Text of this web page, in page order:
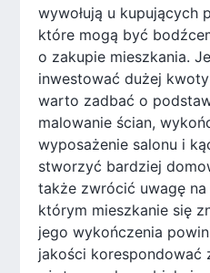
wywołują u kupujących
które mogą być
o zakupie mieszkania.
inwestować dużej
warto zadbać o
malowanie ścian,
wyposażenie salonu i
stworzyć bardziej
także zwrócić uwagę
którym mieszkanie się
jego wykończenia
jakości korespondować